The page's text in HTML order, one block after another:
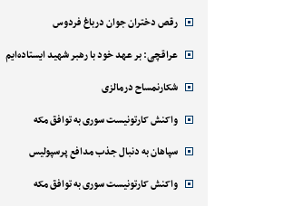
رقص دختران جوان درباغ فردوس
عراقچی: بر عهد خود با رهبر شهید ایستاده‌ایم
شکارنمساح درمالزی
واکنش کارتونیست سوری به توافق مکه
سپاهان به دنبال جذب مدافع پرسپولیس
واکنش کارتونیست سوری به توافق مکه